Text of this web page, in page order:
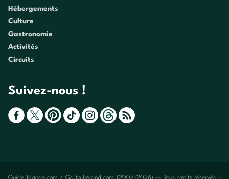
Hébergements
Culture
Gastronomie
Activités
Circuits
Suivez-nous !